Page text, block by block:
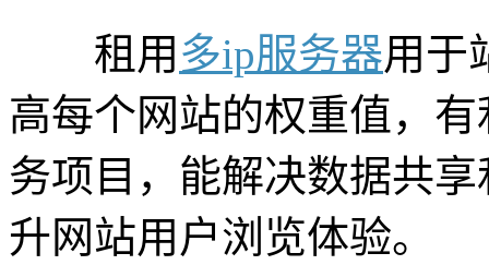
租用 多ip服务器用于
高每个网站的权重值，
务项目，能解决数据共
升网站用户浏览体验。